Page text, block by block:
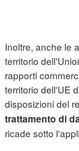
Inoltre, anche le
territorio
rapporti
territorio dell'UE
disposizioni del
trattamento di
ricade sotto